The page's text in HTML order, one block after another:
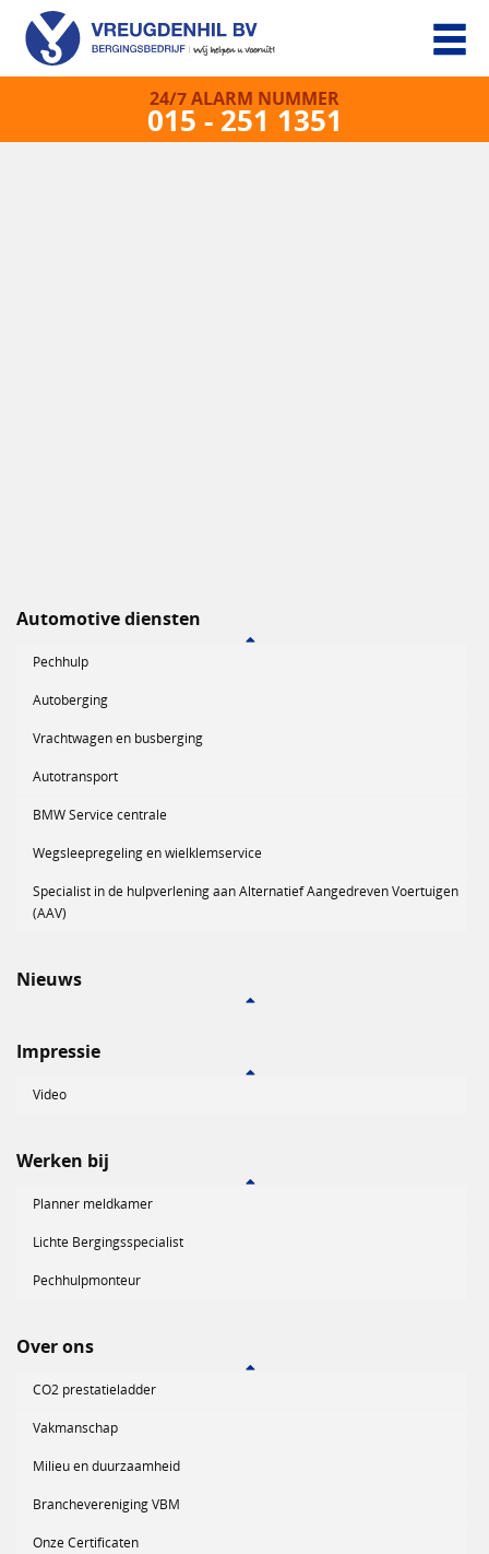
24/7 ALARM NUMMER
015 - 251 1351
Automotive diensten
Pechhulp
Autoberging
Vrachtwagen en busberging
Autotransport
BMW Service centrale
Wegsleepregeling en wielklemservice
Specialist in de hulpverlening aan Alternatief Aangedreven Voertuigen
(AAV)
Nieuws
Impressie
Video
Werken bij
Planner meldkamer
Lichte Bergingsspecialist
Pechhulpmonteur
Over ons
CO2 prestatieladder
Vakmanschap
Milieu en duurzaamheid
Branchevereniging VBM
Onze Certificaten